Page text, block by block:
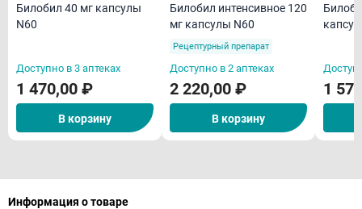
Билобил 40 мг капсулы
N60
Доступно в 3 аптеках
1 470,00 ₽
В корзину
Билобил интенсивное 120
мг капсулы N60
Рецептурный препарат
Доступно в 2 аптеках
2 220,00 ₽
В корзину
1
Информация о товаре